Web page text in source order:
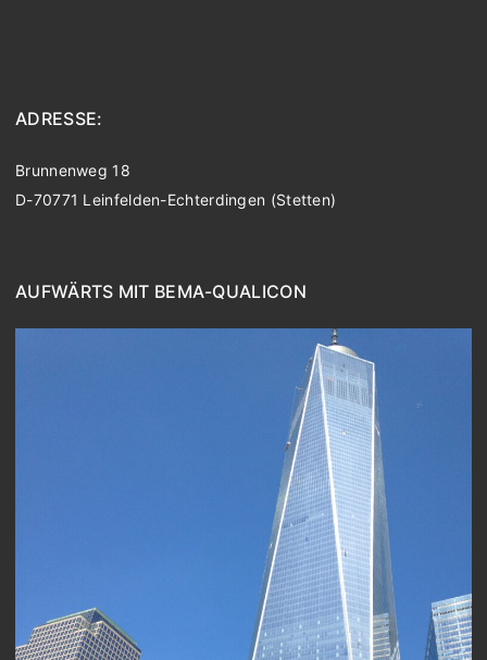
ADRESSE:
Brunnenweg 18
D-70771 Leinfelden-Echterdingen (Stetten)
AUFWÄRTS MIT BEMA-QUALICON